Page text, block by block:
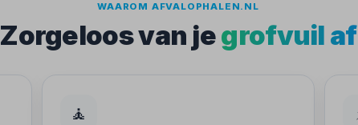
WAAROM AFVALOPHALEN.NL
Zorgeloos van jegrofvuil af
🧘